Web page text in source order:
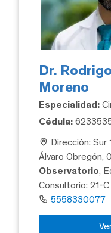
Dr.
Moreno
Especialidad:
Cédula:
Dirección: Sur
Álvaro Obregón,
Observatorio,
Consultorio: 21-C
5558330077